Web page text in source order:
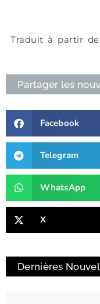
Traduit à partir de
Partager les
Facebook
Telegram
WhatsApp
X
Dernières